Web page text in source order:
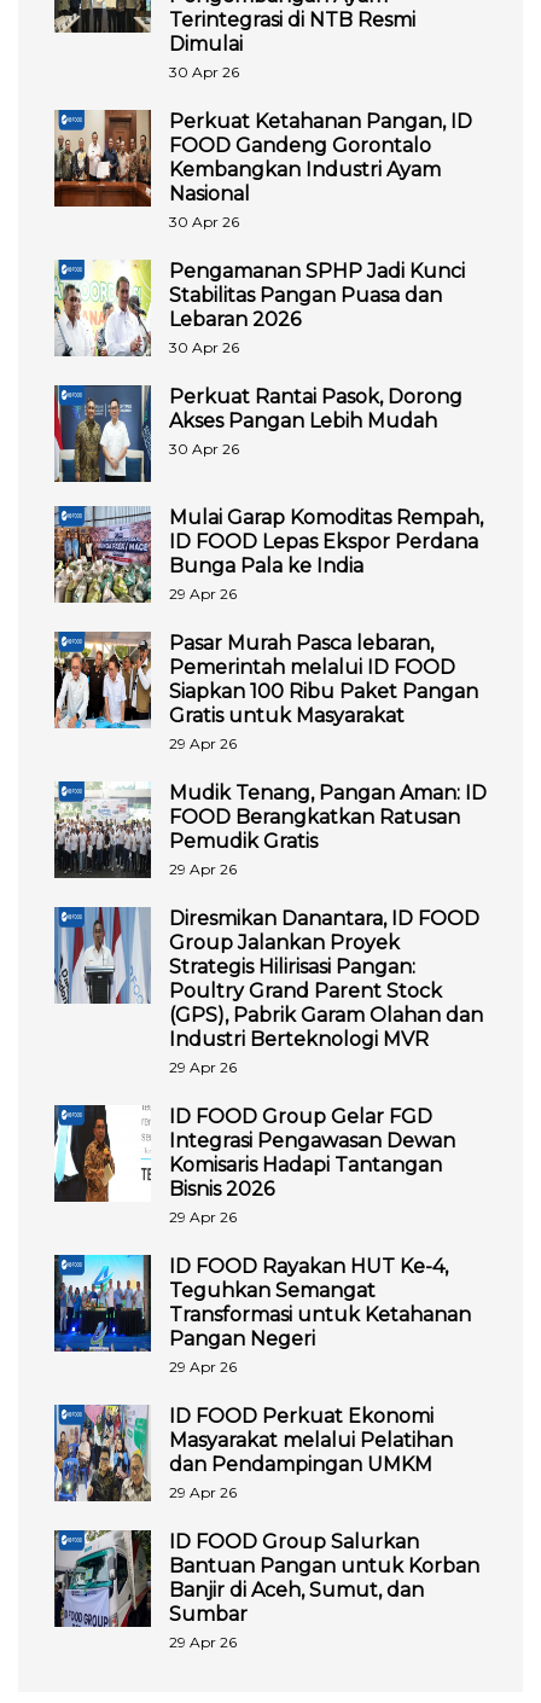
Terintegrasi di NTB Resmi
Dimulai
30 Apr 26
Perkuat Ketahanan Pangan, ID
FOOD Gandeng Gorontalo
Kembangkan Industri Ayam
Nasional
30 Apr 26
Pengamanan SPHP Jadi Kunci
Stabilitas Pangan Puasa dan
Lebaran 2026
30 Apr 26
Perkuat Rantai Pasok, Dorong
Akses Pangan Lebih Mudah
30 Apr 26
Mulai Garap Komoditas Rempah,
ID FOOD Lepas Ekspor Perdana
Bunga Pala ke India
29 Apr 26
Pasar Murah Pasca lebaran,
Pemerintah melalui ID FOOD
Siapkan 100 Ribu Paket Pangan
Gratis untuk Masyarakat
29 Apr 26
Mudik Tenang, Pangan Aman: ID
FOOD Berangkatkan Ratusan
Pemudik Gratis
29 Apr 26
Diresmikan Danantara, ID FOOD
Group Jalankan Proyek
Strategis Hilirisasi Pangan:
Poultry Grand Parent Stock
(GPS), Pabrik Garam Olahan dan
Industri Berteknologi MVR
29 Apr 26
ID FOOD Group Gelar FGD
Integrasi Pengawasan Dewan
Komisaris Hadapi Tantangan
Bisnis 2026
29 Apr 26
ID FOOD Rayakan HUT Ke-4,
Teguhkan Semangat
Transformasi untuk Ketahanan
Pangan Negeri
29 Apr 26
ID FOOD Perkuat Ekonomi
Masyarakat melalui Pelatihan
dan Pendampingan UMKM
29 Apr 26
ID FOOD Group Salurkan
Bantuan Pangan untuk Korban
Banjir di Aceh, Sumut, dan
Sumbar
29 Apr 26